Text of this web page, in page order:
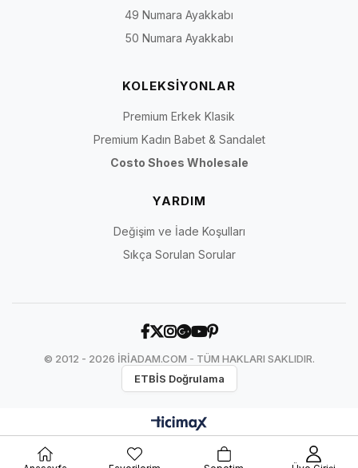
49 Numara Ayakkabı
50 Numara Ayakkabı
KOLEKSİYONLAR
Premium Erkek Klasik
Premium Kadın Babet & Sandalet
Costo Shoes Wholesale
YARDIM
Değişim ve İade Koşulları
Sıkça Sorulan Sorular
© 2012 - 2026 İRİADAM.COM - TÜM HAKLARI SAKLIDIR.
ETBİS Doğrulama